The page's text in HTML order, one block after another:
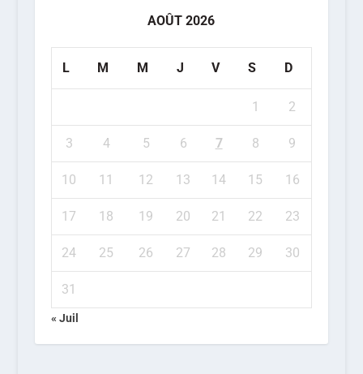
AOÛT 2026
L M M J V S D
1 2
3 4 5 6 7 8 9
10 11 12 13 14 15 16
17 18 19 20 21 22 23
24 25 26 27 28 29 30
31
« Juil